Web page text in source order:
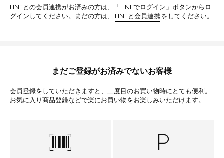
LINEとの会員連携がお済みの方は、「LINEでログイン」ボタンからロ
グインしてください。まだの方は、
LINEと会員連携 をしてください。
まだご登録がお済みでないお客様
会員登録をしていただきますと、二度目のお買い物時にとても便利。
お気に入り商品登録などで楽にお買い物をお楽しみいただけます。
barcode_scanner local_parking